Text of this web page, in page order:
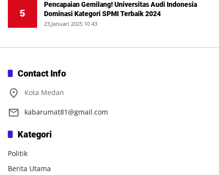
5
Pencapaian Gemilang! Universitas Audi Indonesia
Dominasi Kategori SPMI Terbaik 2024
23,Januari 2025 10 43
Contact Info
Kota Medan
kabarumat81@gmail.com
Kategori
Politik
Berita Utama